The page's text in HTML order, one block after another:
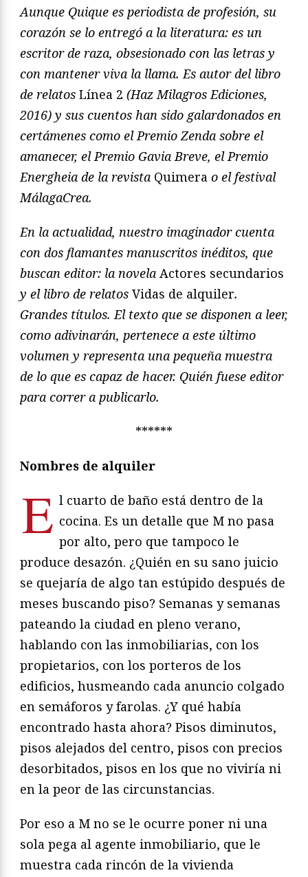
Aunque Quique es periodista de profesión, su
corazón se lo entregó a la literatura: es un
escritor de raza, obsesionado con las letras y
con mantener viva la llama. Es autor del libro
de relatos Línea 2 (Haz Milagros Ediciones,
2016) y sus cuentos han sido galardonados en
certámenes como el Premio Zenda sobre el
amanecer, el Premio Gavia Breve, el Premio
Energheia de la revista Quimera o el festival
MálagaCrea.
En la actualidad, nuestro imaginador cuenta
con dos flamantes manuscritos inéditos, que
buscan editor: la novela Actores secundarios
y el libro de relatos Vidas de alquiler.
Grandes títulos. El texto que se disponen a leer,
como adivinarán, pertenece a este último
volumen y representa una pequeña muestra
de lo que es capaz de hacer. Quién fuese editor
para correr a publicarlo.
******
Nombres de alquiler
E l cuarto de baño está dentro de la
cocina. Es un detalle que M no pasa
por alto, pero que tampoco le
produce desazón. ¿Quién en su sano juicio
se quejaría de algo tan estúpido después de
meses buscando piso? Semanas y semanas
pateando la ciudad en pleno verano,
hablando con las inmobiliarias, con los
propietarios, con los porteros de los
edificios, husmeando cada anuncio colgado
en semáforos y farolas. ¿Y qué había
encontrado hasta ahora? Pisos diminutos,
pisos alejados del centro, pisos con precios
desorbitados, pisos en los que no viviría ni
en la peor de las circunstancias.
Por eso a M no se le ocurre poner ni una
sola pega al agente inmobiliario, que le
muestra cada rincón de la vivienda